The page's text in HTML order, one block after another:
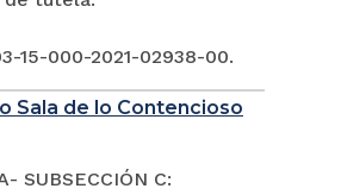
15-000-2021-02938-00.
Sala de lo Contencioso
SUBSECCIÓN C: